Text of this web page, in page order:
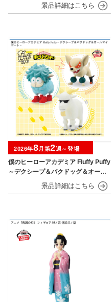
僕のヒーローアカデミア Fluffy Puffy
～デクシープ＆バクドッグ＆オール
マイゴート～
2026年8月第2週～登場